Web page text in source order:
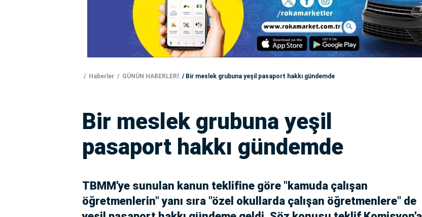
Haberler GÜNÜN HABERLERİ Bir meslek grubuna yeşil pasaport hakkı gündemde
Bir meslek grubuna yeşil
pasaport hakkı gündemde
TBMM'ye sunulan kanun teklifine göre "kamuda çalışan
öğretmenlerin" yanı sıra "özel okullarda çalışan öğretmenlere" de